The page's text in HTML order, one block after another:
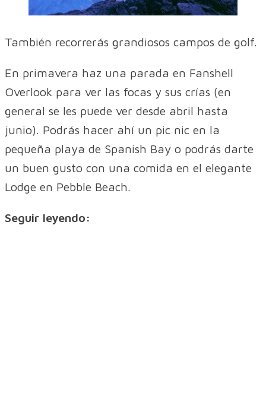
También recorrerás grandiosos campos de golf.
En primavera haz una parada en Fanshell
Overlook para ver las focas y sus crías (en
general se les puede ver desde abril hasta
junio). Podrás hacer ahí un pic nic en la
pequeña playa de Spanish Bay o podrás darte
un buen gusto con una comida en el elegante
Lodge en Pebble Beach.
Seguir leyendo: